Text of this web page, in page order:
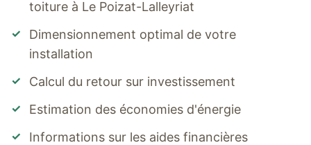
toiture à Le Poizat-Lalleyriat
✓
Dimensionnement optimal de votre
installation
✓ Calcul du retour sur investissement
✓ Estimation des économies d'énergie
✓
Informations sur les aides financières